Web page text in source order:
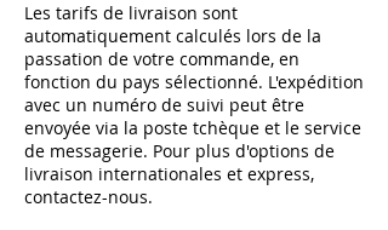
Les tarifs de livraison sont
automatiquement calculés lors de la
passation de votre commande, en
fonction du pays sélectionné. L'expédition
avec un numéro de suivi peut être
envoyée via la poste tchèque et le service
de messagerie. Pour plus d'options de
livraison internationales et express,
contactez-nous.